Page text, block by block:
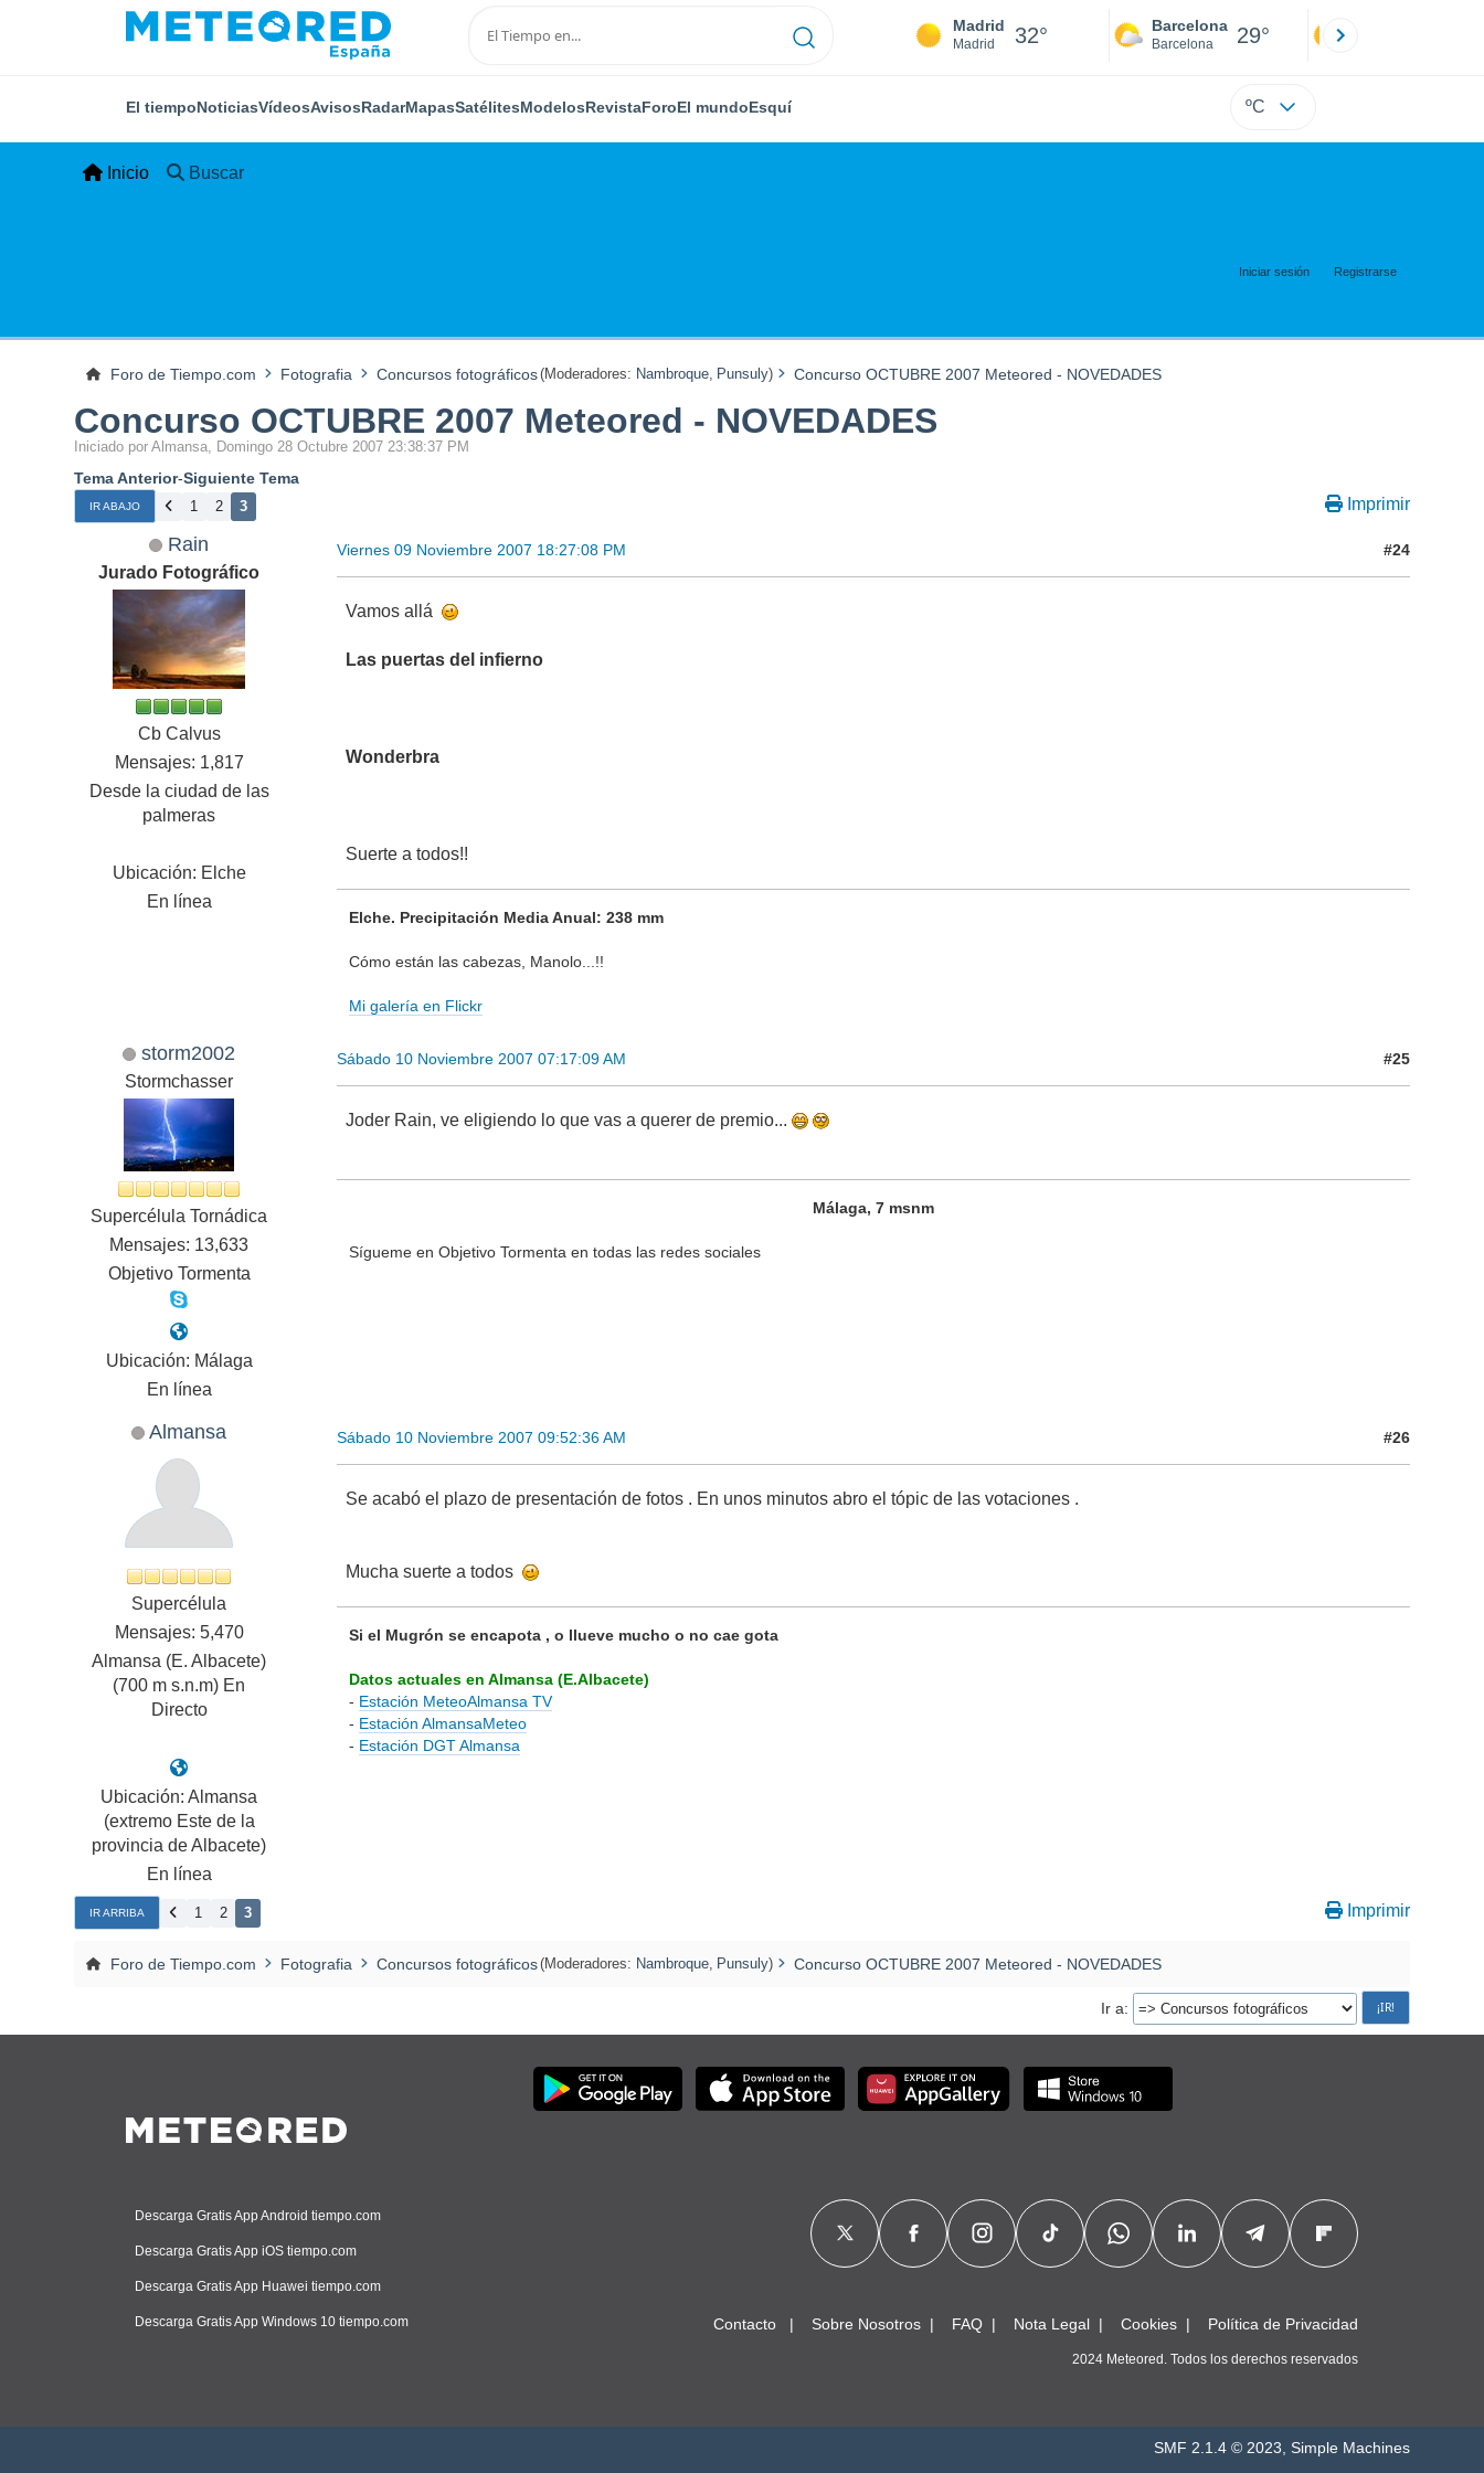
Madrid
Madrid 32° Barcelona
Barcelona 29°
El tiempoNoticiasVídeosAvisosRadarMapasSatélitesModelosRevistaForoEl mundoEsquí ºC
Inicio Buscar
Iniciar sesión Registrarse
Foro de Tiempo.com Fotografia Concursos fotográficos(Moderadores: Nambroque, Punsuly) Concurso OCTUBRE 2007 Meteored - NOVEDADES
Concurso OCTUBRE 2007 Meteored - NOVEDADES
Iniciado por Almansa, Domingo 28 Octubre 2007 23:38:37 PM
Tema Anterior-Siguiente Tema
IR ABAJO 1 2 3 Imprimir
Rain
Jurado Fotográfico
Cb Calvus
Mensajes: 1,817
Desde la ciudad de las
palmeras
Ubicación: Elche
En línea
Viernes 09 Noviembre 2007 18:27:08 PM #24
Vamos allá
Las puertas del infierno
Wonderbra
Suerte a todos!!
Elche. Precipitación Media Anual: 238 mm
Cómo están las cabezas, Manolo...!!
Mi galería en Flickr
storm2002
Stormchasser
Supercélula Tornádica
Mensajes: 13,633
Objetivo Tormenta
Ubicación: Málaga
En línea
Sábado 10 Noviembre 2007 07:17:09 AM #25
Joder Rain, ve eligiendo lo que vas a querer de premio...
Málaga, 7 msnm
Sígueme en Objetivo Tormenta en todas las redes sociales
Almansa
Supercélula
Mensajes: 5,470
Almansa (E. Albacete)
(700 m s.n.m) En
Directo
Ubicación: Almansa
(extremo Este de la
provincia de Albacete)
En línea
Sábado 10 Noviembre 2007 09:52:36 AM #26
Se acabó el plazo de presentación de fotos . En unos minutos abro el tópic de las votaciones .
Mucha suerte a todos
Si el Mugrón se encapota , o llueve mucho o no cae gota
Datos actuales en Almansa (E.Albacete)
- Estación MeteoAlmansa TV
- Estación AlmansaMeteo
- Estación DGT Almansa
IR ARRIBA 1 2 3 Imprimir
Foro de Tiempo.com Fotografia Concursos fotográficos(Moderadores: Nambroque, Punsuly) Concurso OCTUBRE 2007 Meteored - NOVEDADES
Ir a
Descarga Gratis App Android tiempo.com
Descarga Gratis App iOS tiempo.com
Descarga Gratis App Huawei tiempo.com
Descarga Gratis App Windows 10 tiempo.com Contacto Sobre Nosotros FAQ Nota Legal Cookies Política de Privacidad
2024 Meteored. Todos los derechos reservados
SMF 2.1.4 © 2023, Simple Machines